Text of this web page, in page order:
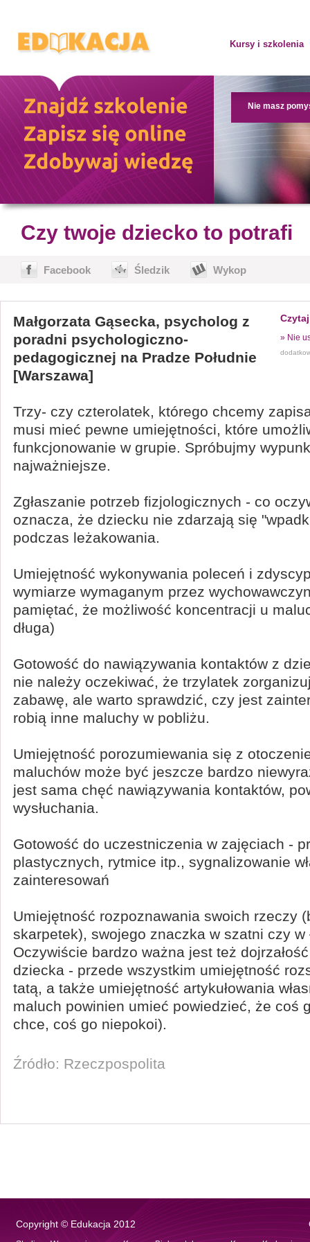
Kursy i szkolenia
Nie masz
Czy twoje dziecko to potrafi
Facebook Śledzik Wykop
» Nie
Małgorzata Gąsecka, psycholog z
poradni psychologiczno-
pedagogicznej na Pradze Południe
[Warszawa]
Trzy- czy czterolatek, którego chcemy
musi mieć pewne umiejętności, które
funkcjonowanie w grupie. Spróbujmy
najważniejsze.
Zgłaszanie potrzeb fizjologicznych - co
oznacza, że dziecku nie zdarzają się
podczas leżakowania.
Umiejętność wykonywania poleceń i
wymiarze wymaganym przez
pamiętać, że możliwość koncentracji u
długa)
Gotowość do nawiązywania kontaktów z
nie należy oczekiwać, że trzylatek
zabawę, ale warto sprawdzić, czy jest
robią inne maluchy w pobliżu.
Umiejętność porozumiewania się z
maluchów może być jeszcze bardzo
jest sama chęć nawiązywania kontaktów,
wysłuchania.
Gotowość do uczestniczenia w zajęciach -
plastycznych, rytmice itp., sygnalizowanie
zainteresowań
Umiejętność rozpoznawania swoich rzeczy
skarpetek), swojego znaczka w szatni czy w
Oczywiście bardzo ważna jest też
dziecka - przede wszystkim umiejętność
tatą, a także umiejętność artykułowania
maluch powinien umieć powiedzieć, że coś
chce, coś go niepokoi).
Źródło: Rzeczpospolita
Copyright © Edukacja 2012